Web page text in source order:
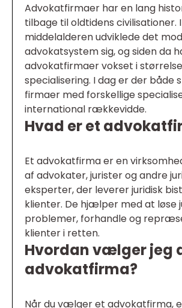
Advokatfirmaer har en lang
tilbage til oldtidens civilisationer. I
middelalderen udviklede det
advokatsystem sig, og siden da
advokatfirmaer vokset i
specialisering. I dag er der både
firmaer med forskellige
international rækkevidde.
Hvad er et
Et advokatfirma er en
af advokater, jurister og andre
eksperter, der leverer juridisk
klienter. De hjælper med at løse
problemer, forhandle og
klienter i retten.
Hvordan vælger jeg
advokatfirma?
Når du vælger et advokatfirma,